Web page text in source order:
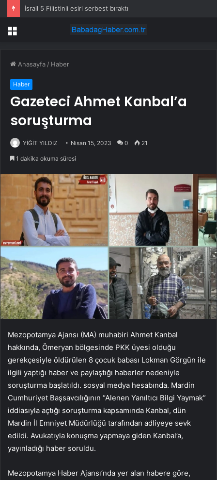
İsrail 5 Filistinli esiri serbest bıraktı
Menü
Anasayfa / Haber
Haber
Gazeteci Ahmet Kanbal’a
soruşturma
YİĞİT YILDIZ Nisan 15, 2023 0 21
1 dakika okuma süresi
Mezopotamya Ajansı (MA) muhabiri Ahmet Kanbal
hakkında, Ömeryan bölgesinde PKK üyesi olduğu
gerekçesiyle öldürülen 8 çocuk babası Lokman Görgün ile
ilgili yaptığı haber ve paylaştığı haberler nedeniyle
soruşturma başlatıldı. sosyal medya hesabında. Mardin
Cumhuriyet Başsavcılığının “Alenen Yanıltıcı Bilgi Yaymak”
iddiasıyla açtığı soruşturma kapsamında Kanbal, dün
Mardin İl Emniyet Müdürlüğü tarafından adliyeye sevk
edildi. Avukatıyla konuşma yapmaya giden Kanbal’a,
yayınladığı haber soruldu.
Mezopotamya Haber Ajansı’nda yer alan habere göre,